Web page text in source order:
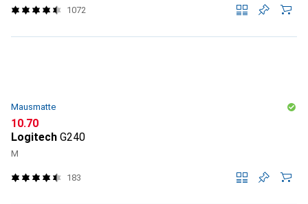
1072
Mausmatte
CHF
10.70
Logitech G240
M
183